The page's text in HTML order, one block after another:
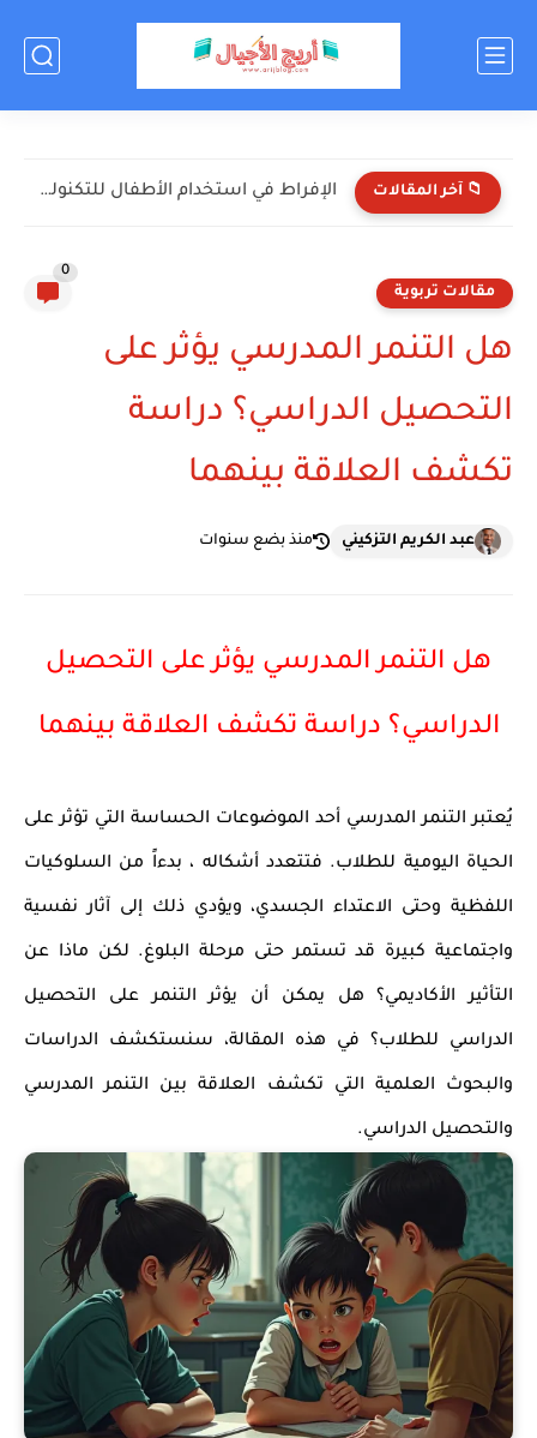
📁 آخر المقالات اختبر معلوماتك عن كرة القدم! (أسئلة ممتعة للأطفال)
مقالات تربوية
0
هل التنمر المدرسي يؤثر على
التحصيل الدراسي؟ دراسة
تكشف العلاقة بينهما
عبد الكريم التزكيني منذ بضع سنوات
هل التنمر المدرسي يؤثر على التحصيل
الدراسي؟ دراسة تكشف العلاقة بينهما
يُعتبر التنمر المدرسي أحد الموضوعات الحساسة التي تؤثر على
الحياة اليومية للطلاب. فتتعدد أشكاله ، بدءاً من السلوكيات
اللفظية وحتى الاعتداء الجسدي، ويؤدي ذلك إلى آثار نفسية
واجتماعية كبيرة قد تستمر حتى مرحلة البلوغ. لكن ماذا عن
التأثير الأكاديمي؟ هل يمكن أن يؤثر التنمر على التحصيل
الدراسي للطلاب؟ في هذه المقالة، سنستكشف الدراسات
والبحوث العلمية التي تكشف العلاقة بين التنمر المدرسي
والتحصيل الدراسي.